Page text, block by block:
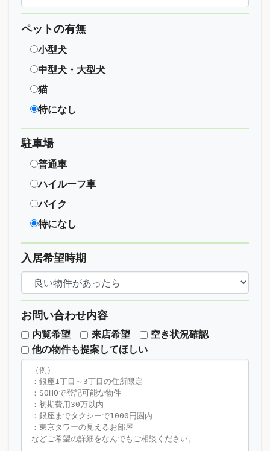
ペットの有無
小型犬
中型犬・大型犬
猫
特になし
駐車場
普通車
ハイルーフ車
バイク
特になし
入居希望時期
お問い合わせ内容
内覧希望 来店希望
空き状況確認
他の物件も提案してほしい